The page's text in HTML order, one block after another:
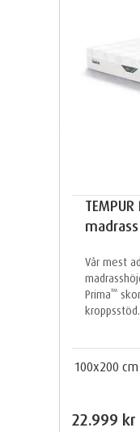
Vår mest
Prima™
kroppsstöd.
100x200 cm
22.999 kr